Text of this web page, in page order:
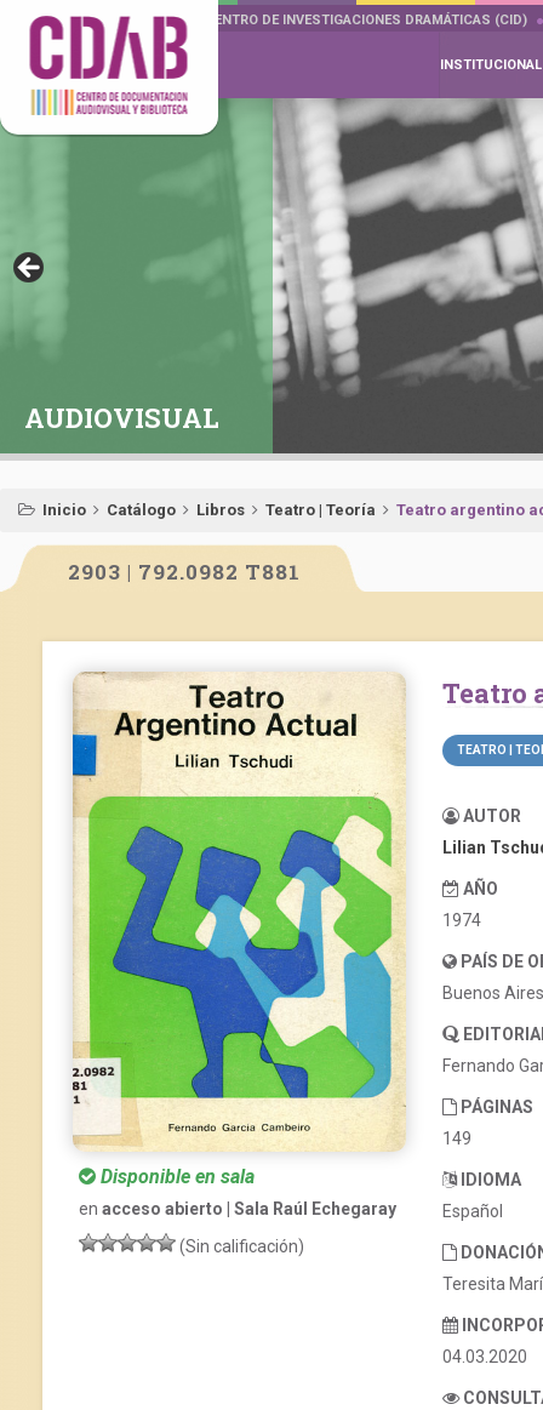
DOCUMENTA DRAMÁTICAS CENTRO DE INVESTIGACIONES DRAMÁTICAS (CID)
INSTITUCIONAL
AUDIOVISUAL
Inicio Catálogo Libros Teatro | Teoría Teatro argentino
2903 | 792.0982 T881
Disponible en sala
en acceso abierto | Sala Raúl Echegaray
(Sin calificación)
TEATRO |
AUTOR
Lilian
AÑO
1974
PAÍS DE
Buenos
Fernando
PÁGINAS
149
IDIOMA
Español
Teresita
04.03.2020